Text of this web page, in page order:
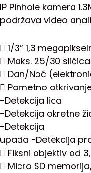
IP Pinhole kamera
podržava video
 1/3” 1,3
 Maks. 25/30 sličica
 Dan/Noć
 Pametno
-Detekcija lica
-Detekcija okretne
-Detekcija
upada -Detekcija
 Fiksni objektiv od
 Micro SD